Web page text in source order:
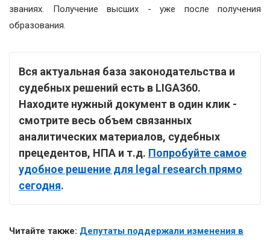
званиях. Получение высших - уже после получения
образования.
Вся актуальная база законодательства и
судебных решений есть в LIGA360.
Находите нужный документ в один клик -
смотрите весь объем связанных
аналитических материалов, судебных
прецедентов, НПА и т.д. Попробуйте самое
удобное решение для legal research прямо
сегодня.
Читайте также: Депутаты поддержали изменения в